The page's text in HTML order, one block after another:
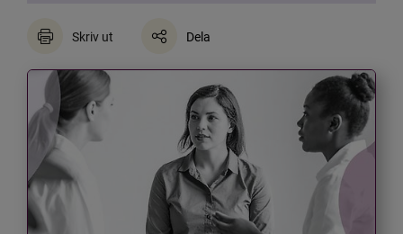
Skriv ut Dela